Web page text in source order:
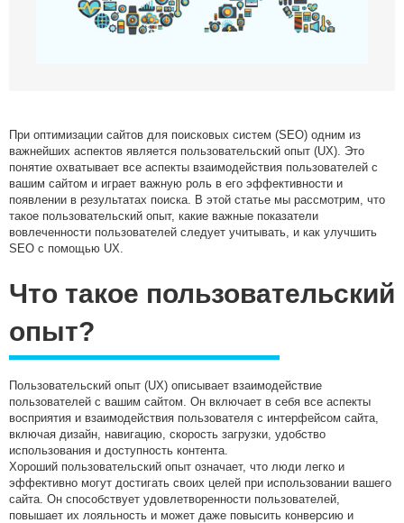
Медийные размещения
SMM ВКонтакте
Programmatic реклама
SERM — Управление репутацией в интернете
Продвижение на ПромоСтраницах Яндекс
OLV‑реклама
При оптимизации сайтов для поисковых систем (SEO) одним из
важнейших аспектов является пользовательский опыт (UX). Это
понятие охватывает все аспекты взаимодействия пользователей с
вашим сайтом и играет важную роль в его эффективности и
появлении в результатах поиска. В этой статье мы рассмотрим, что
такое пользовательский опыт, какие важные показатели
вовлеченности пользователей следует учитывать, и как улучшить
SEO с помощью UX.
Что такое пользовательский
опыт?
Пользовательский опыт (UX) описывает взаимодействие
пользователей с вашим сайтом. Он включает в себя все аспекты
восприятия и взаимодействия пользователя с интерфейсом сайта,
включая дизайн, навигацию, скорость загрузки, удобство
использования и доступность контента.
Хороший пользовательский опыт означает, что люди легко и
эффективно могут достигать своих целей при использовании вашего
сайта. Он способствует удовлетворенности пользователей,
повышает их лояльность и может даже повысить конверсию и